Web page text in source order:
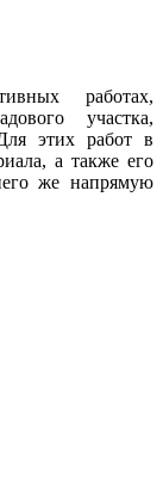
работах,
участка,
этих работ в
а также его
же напрямую